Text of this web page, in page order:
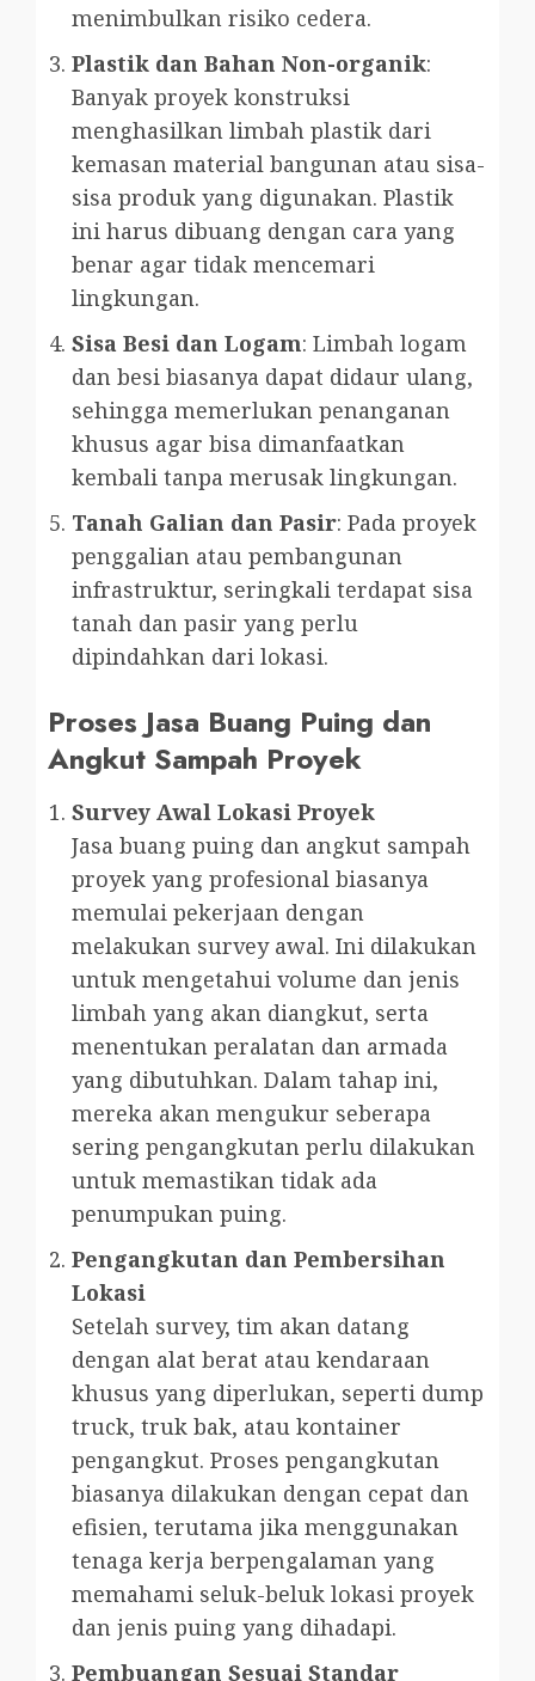
menimbulkan risiko cedera.
Plastik dan Bahan Non-organik:
Banyak proyek konstruksi
menghasilkan limbah plastik dari
kemasan material bangunan atau sisa-
sisa produk yang digunakan. Plastik
ini harus dibuang dengan cara yang
benar agar tidak mencemari
lingkungan.
Sisa Besi dan Logam: Limbah logam
dan besi biasanya dapat didaur ulang,
sehingga memerlukan penanganan
khusus agar bisa dimanfaatkan
kembali tanpa merusak lingkungan.
Tanah Galian dan Pasir: Pada proyek
penggalian atau pembangunan
infrastruktur, seringkali terdapat sisa
tanah dan pasir yang perlu
dipindahkan dari lokasi.
Proses Jasa Buang Puing dan
Angkut Sampah Proyek
Survey Awal Lokasi Proyek
Jasa buang puing dan angkut sampah
proyek yang profesional biasanya
memulai pekerjaan dengan
melakukan survey awal. Ini dilakukan
untuk mengetahui volume dan jenis
limbah yang akan diangkut, serta
menentukan peralatan dan armada
yang dibutuhkan. Dalam tahap ini,
mereka akan mengukur seberapa
sering pengangkutan perlu dilakukan
untuk memastikan tidak ada
penumpukan puing.
Pengangkutan dan Pembersihan
Lokasi
Setelah survey, tim akan datang
dengan alat berat atau kendaraan
khusus yang diperlukan, seperti dump
truck, truk bak, atau kontainer
pengangkut. Proses pengangkutan
biasanya dilakukan dengan cepat dan
efisien, terutama jika menggunakan
tenaga kerja berpengalaman yang
memahami seluk-beluk lokasi proyek
dan jenis puing yang dihadapi.
Pembuangan Sesuai Standar